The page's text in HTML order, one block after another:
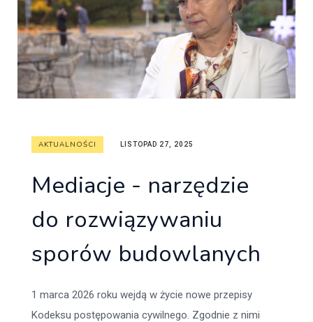
AKTUALNOŚCI LISTOPAD 27, 2025
Mediacje - narzędzie
do rozwiązywaniu
sporów budowlanych
1 marca 2026 roku wejdą w życie nowe przepisy
Kodeksu postępowania cywilnego. Zgodnie z nimi